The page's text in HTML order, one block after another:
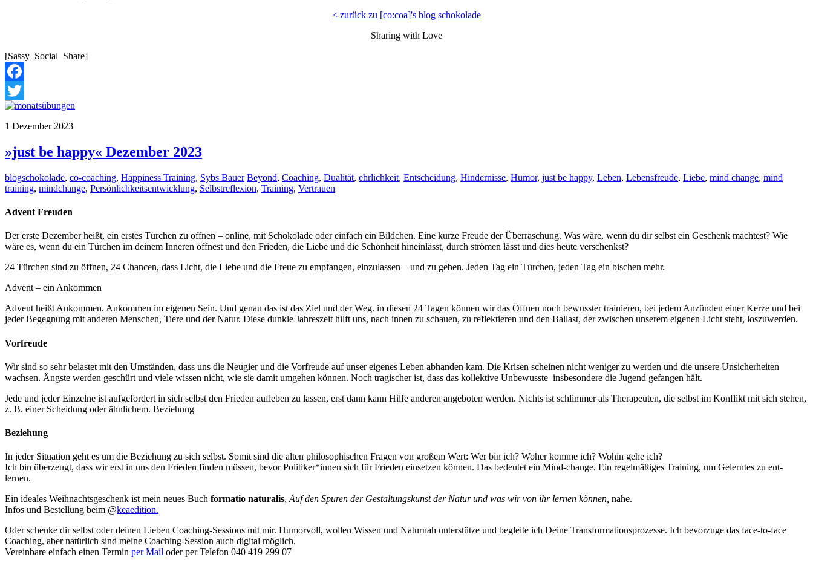
< zurück zu [co:coa]'s blog schokolade
Sharing with Love
[Sassy_Social_Share]
Facebook
Twitter
1 Dezember 2023
»just be happy« Dezember 2023
blogschokolade, co-coaching, Happiness Training, Sybs Bauer Beyond, Coaching, Dualität, ehrlichkeit, Entscheidung, Hindernisse, Humor, just be happy, Leben, Lebensfreude, Liebe, mind change, mind
training, mindchange, Persönlichkeitsentwicklung, Selbstreflexion, Training, Vertrauen
Advent Freuden
Der erste Dezember heißt, ein erstes Türchen zu öffnen – online, mit Schokolade oder einfach ein Bildchen. Eine kurze Freude der Überraschung. Was wäre, wenn du dir selbst ein Geschenk machtest? Wie
wäre es, wenn du ein Türchen im deinem Inneren öffnest und den Frieden, die Liebe und die Schönheit hineinlässt, durch strömen lässt und dies heute verschenkst?
24 Türchen sind zu öffnen, 24 Chancen, dass Licht, die Liebe und die Freue zu empfangen, einzulassen – und zu geben. Jeden Tag ein Türchen, jeden Tag ein bischen mehr.
Advent – ein Ankommen
Advent heißt Ankommen. Ankommen im eigenen Sein. Und genau das ist das Ziel und der Weg. in diesen 24 Tagen können wir das Öffnen noch bewusster trainieren, bei jedem Anzünden einer Kerze und bei
jeder Begegnung mit anderen Menschen, Tiere und der Natur. Diese dunkle Jahreszeit hilft uns, nach innen zu schauen, zu reflektieren und den Ballast, der zwischen unserem eigenen Licht steht, loszuwerden.
Vorfreude
Wir sind so sehr belastet mit den Umständen, dass uns die Neugier und die Vorfreude auf unser eigenes Leben abhanden kam. Die Krisen scheinen nicht weniger zu werden und die unsere Unsicherheiten
wachsen. Ängste werden geschürt und viele wissen nicht, wie sie damit umgehen können. Noch tragischer ist, dass das kollektive Unbewusste insbesondere die Jugend gefangen hält.
Jede und jeder Einzelne ist aufgefordert in sich selbst den Frieden aufleben zu lassen, erst dann kann Hilfe anderen angeboten werden. Nichts ist schlimmer als Therapeuten, die selbst im Konflikt mit sich stehen,
z. B. einer Scheidung oder ähnlichem. Beziehung
Beziehung
In jeder Situation geht es um die Beziehung zu sich selbst. Somit sind die alten philosophischen Fragen von großem Wert: Wer bin ich? Woher komme ich? Wohin gehe ich?
Ich bin überzeugt, dass wir erst in uns den Frieden finden müssen, bevor Politiker*innen sich für Frieden einsetzen können. Das bedeutet ein Mind-change. Ein regelmäßiges Training, um Gelerntes zu ent-
lernen.
Ein ideales Weihnachtsgeschenk ist mein neues Buch formatio naturalis, Auf den Spuren der Gestaltungskunst der Natur und was wir von ihr lernen können, nahe.
Infos und Bestellung beim @keaedition.
Oder schenke dir selbst oder deinen Lieben Coaching-Sessions mit mir. Humorvoll, wollen Wissen und Naturnah unterstütze und begleite ich Deine Transformationsprozesse. Ich bevorzuge das face-to-face
Coaching, aber natürlich sind meine Coaching-Session auch digital möglich.
Vereinbare einfach einen Termin per Mail oder per Telefon 040 419 299 07